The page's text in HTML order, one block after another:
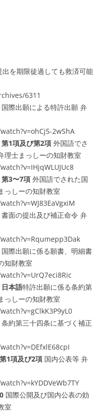
を期限徒過しても救済可能
6311
国際出願による特許出願 弁
2wShA
1項及び第2項 外国語でさ
理士まっしーの知財教室
3〜7項 外国語でされた国
っしーの知財教室
書面の提出及び補正命令 弁
国際出願に係る願書、明細書
知財教室
日本語特許出願に係る条約第
っしーの知財教室
条約第三十四条に基づく補正
1項及び2項 国内公表等 弁
国際公開及び国内公表の効
室